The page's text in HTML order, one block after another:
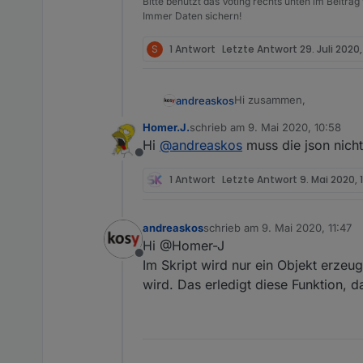
Immer Daten sichern!
S 1 Antwort Letzte Antwort 29. Juli 2020,
andreaskosHi zusammen,
ich habe jetzt drei
Ausgabe der offenen
Ich habe dafür die
danke euch sehr für
Offline
Homer.J.schrieb am 9. Mai 2020, 10:58
zuletzt editiert von
Hi @andreaskos muss die json
1 Antwort Letzte Antwort 9. Mai 2020,
Offline
andreaskosschrieb am 9. Mai 2020, 11:47
zuletzt editiert von
Hi @Homer-J
Im Skript wird nur ein Objekt
wird. Das erledigt diese Funktion,